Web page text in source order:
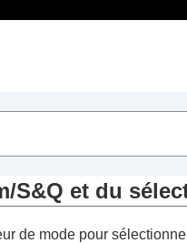
et du
de mode pour